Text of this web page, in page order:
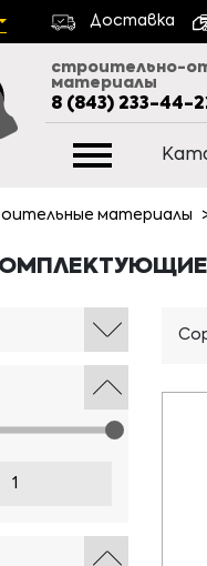
Доставка
строительно-
материалы
8 (843) 233-44-
материалы